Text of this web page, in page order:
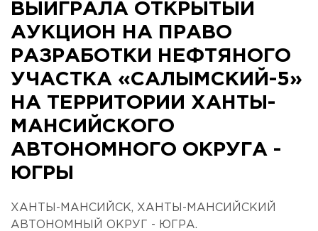
ВЫИГРАЛА ОТКРЫТЫЙ
АУКЦИОН НА ПРАВО
РАЗРАБОТКИ НЕФТЯНОГО
УЧАСТКА «САЛЫМСКИЙ-5»
НА ТЕРРИТОРИИ ХАНТЫ-
МАНСИЙСКОГО
АВТОНОМНОГО ОКРУГА -
ЮГРЫ
ХАНТЫ-МАНСИЙСК, ХАНТЫ-МАНСИЙСКИЙ
АВТОНОМНЫЙ ОКРУГ - ЮГРА.